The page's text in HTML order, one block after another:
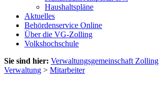
Haushaltspläne
Aktuelles
Behördenservice Online
Über die VG-Zolling
Volkshochschule
Sie sind hier: Verwaltungsgemeinschaft Zolling
Verwaltung > Mitarbeiter